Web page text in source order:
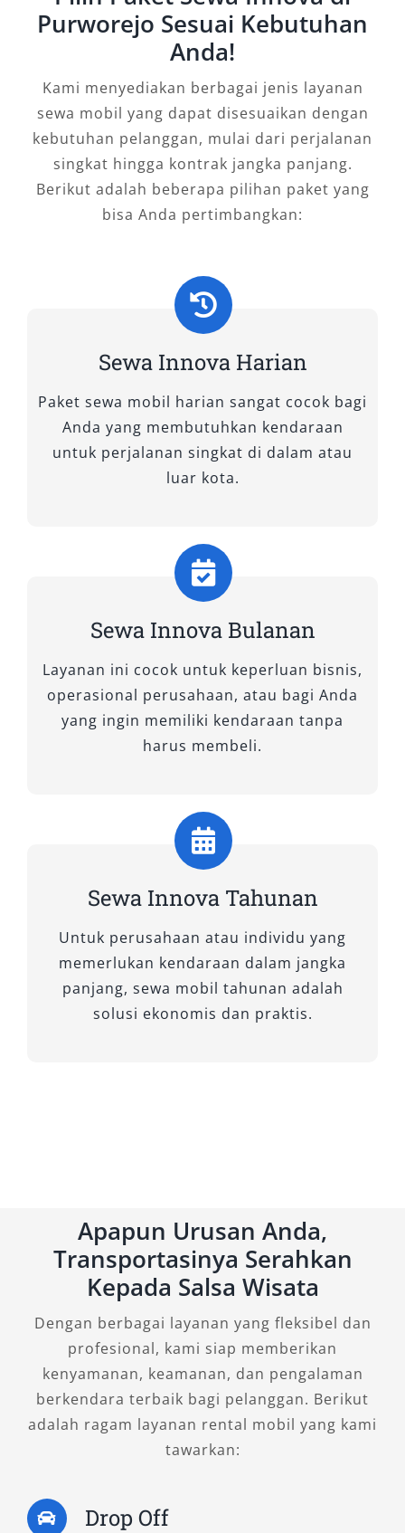
mobil Innova yang profesional, kami
memastikan setiap perjalanan Anda berjalan
1. Innova Zenix Hybrid
Bagi Anda yang mengutamakan efisiensi bahan
bakar sekaligus kepedulian terhadap
lingkungan, sewa Innova Zenix Hybrid adalah
dan motor listrik sehingga lebih hemat bahan
bakar serta ramah lingkungan. Kabinnya
terbaru, menjadikannya ideal untuk keluarga
modern maupun perjalanan bisnis berkelas.
Zenix Hybrid tidak hanya menawarkan
kenyamanan, tetapi juga pengalaman
berkendara yang lebih tenang dan cerdas.
Tidak heran jika rental Innova Reborn selalu
menjadi favorit banyak pelanggan. Dengan
desain eksterior yang kokoh dan interior luas,
Reborn memberikan kesan tangguh sekaligus
nyaman. Suspensi empuk membuat perjalanan
jauh tetap terasa ringan, sementara ruang
bagasi lega memudahkan membawa banyak
barang. Baik digunakan untuk aktivitas harian,
adalah sahabat terbaik untuk mobilitas Anda.
3. Innova Venturer
lebih eksklusif, sewa Innova Venturer hadir
dengan sentuhan premium. Interiornya elegan
dengan material berkualitas tinggi, sistem
hiburan canggih, serta kursi yang dirancang
keunggulan tersendiri. Mulai dari Zenix Hybrid
yang hemat energi, Reborn yang tangguh dan
nyaman, hingga Venturer yang penuh
kemewahan, semuanya siap menjawab
kebutuhan mobilitas Anda. Melalui layanan
rental mobil Innova yang profesional
fleksibel, dan terpercaya, kami menghadirkan
solusi transportasi yang tepat dengan harga
kompetitif dan pelayanan ramah. Pilih tipe
kami.
Purworejo Sesuai Kebutuhan
Anda!
Kami menyediakan berbagai jenis layanan
sewa mobil yang dapat disesuaikan dengan
kebutuhan pelanggan, mulai dari perjalanan
singkat hingga kontrak jangka panjang.
Berikut adalah beberapa pilihan paket yang
bisa Anda pertimbangkan:
Sewa Innova Harian
Paket sewa mobil harian sangat cocok bagi
Anda yang membutuhkan kendaraan
untuk perjalanan singkat di dalam atau
luar kota.
Sewa Innova Bulanan
Layanan ini cocok untuk keperluan bisnis,
operasional perusahaan, atau bagi Anda
yang ingin memiliki kendaraan tanpa
harus membeli.
Sewa Innova Tahunan
Untuk perusahaan atau individu yang
memerlukan kendaraan dalam jangka
panjang, sewa mobil tahunan adalah
solusi ekonomis dan praktis.
Apapun Urusan Anda,
Transportasinya Serahkan
Kepada Salsa Wisata
Dengan berbagai layanan yang fleksibel dan
profesional, kami siap memberikan
kenyamanan, keamanan, dan pengalaman
berkendara terbaik bagi pelanggan. Berikut
adalah ragam layanan rental mobil yang kami
tawarkan:
Drop Off